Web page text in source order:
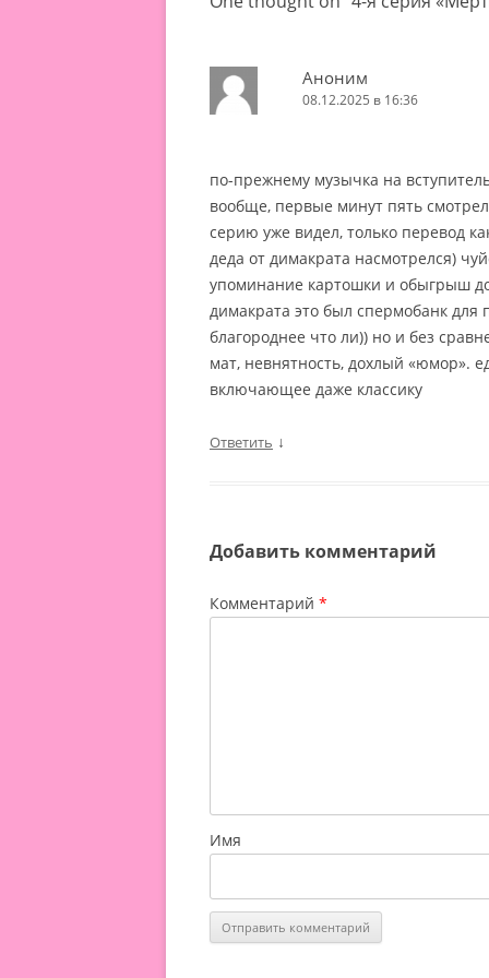
Аноним
08.12.2025 в 16:36
по-прежнему музычка на
вообще, первые минут пять
серию уже видел, только перевод
деда от димакрата насмотрелся)
упоминание картошки и обыгрыш
димакрата это был спермобанк
благороднее что ли)) но и без
мат, невнятность, дохлый «юмор».
включающее даже классику
Ответить ↓
Добавить комментарий
Комментарий *
Имя